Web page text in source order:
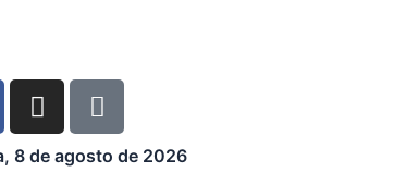
8 de agosto de 2026